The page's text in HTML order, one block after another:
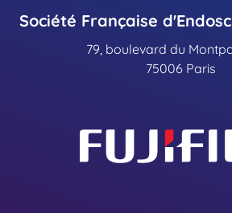
Société Française
79, boulevard du
75006 Paris